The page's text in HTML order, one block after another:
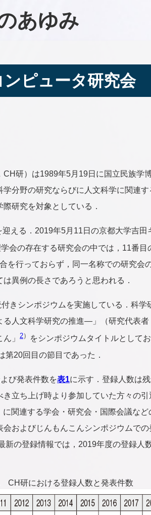
あゆみ
ンピュータ研究会
研）は1989年5月19日に国立民族学
分野の研究ならびに人文科学に関連
研究を対象としている．
える．2019年5月11日の京都大学吉田
会の存在する研究会の中では，11番目
を行っておらず，同一名称での研究会
異例の長さであろうと思われる．
きシンポジウムを実施している．科学
人文科学研究の推進―」（研究代表者
」 2）
をシンポジウムタイトルとして
20回目の節目であった．
び発表件数を表1に示す．登録人数は
立ち上げ時より参加していた方々の
関連する学会・研究会・国際会議な
およびじんもんこんシンポジウムで
新の登録情報では，2019年度の登録人
CH研における登録人数と発表件数